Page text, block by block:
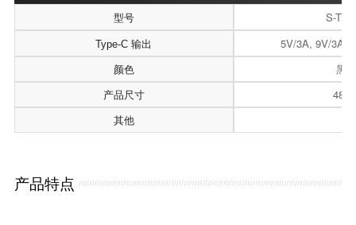
型号 S-TR-
Type-C 输出
5V/3A, 9V/3A,
颜色
黑
产品尺寸
其他
产品特点